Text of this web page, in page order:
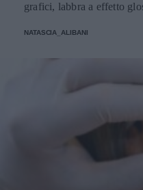
grafici, labbra a effetto
NATASCIA_ALIBANI